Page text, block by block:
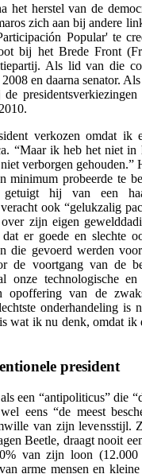
het herstel van de
zich aan bij andere
Popular'te
bij het Brede Front
Als lid van die
en daarna senator.
verkozen omdat ik
“Maar ik heb het niet in
verborgen gehouden.”
minimum probeerde te
getuigt hij van een
ook “gelukzalig
zijn eigen
er goede en slechte
die gevoerd werden
de voortgang van de
technologische en
opoffering van de
onderhandeling is
wat ik nu denk, omdat ik
president
een “antipoliticus” die
eens “de meest
van zijn levensstijl.
Beetle, draagt nooit
van zijn loon (12.000
arme mensen en